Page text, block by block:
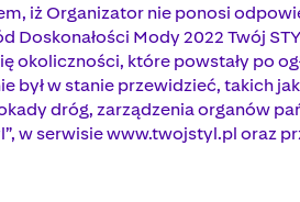
iż Organizator nie ponosi
Mody 2022 Twój
okoliczności, które powstały po
był w stanie przewidzieć, takich
dróg, zarządzenia organów
w serwisie www.twojstyl.pl oraz